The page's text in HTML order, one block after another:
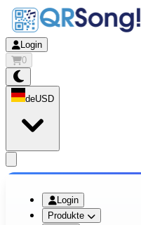
Login
0
deUSD
Login
Produkte